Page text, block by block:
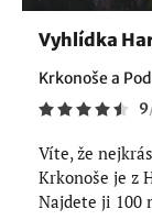
Vyhlídka
Krkonoše a
9
Víte, že
Krkonoše je z
Najdete ji 100